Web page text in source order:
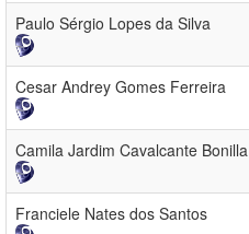
Paulo Sérgio Lopes da Silva
Cesar Andrey Gomes Ferreira
Camila Jardim Cavalcante Bonilla
Franciele Nates dos Santos